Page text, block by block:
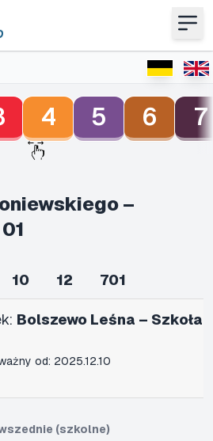
4 5 6 7
–
10 12 701
Bolszewo Leśna – Szkoła
od: 2025.12.10
(szkolne)